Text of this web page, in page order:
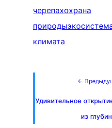
черепахохрана
природы
климата
←
Удивительное
из